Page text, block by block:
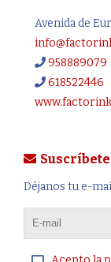
Avenida de
958889079
618522446
Déjanos tu e-